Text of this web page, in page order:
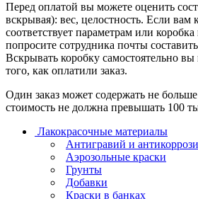
Перед оплатой вы можете оценить
вскрывая): вес, целостность. Если вам
соответствует параметрам или
попросите сотрудника почты
Вскрывать коробку самостоятельно
того, как оплатили заказ.
Один заказ может содержать не
стоимость не должна превышать 100
Лакокрасочные материалы
Антигравий и
Аэрозольные краски
Грунты
Добавки
Краски в банках